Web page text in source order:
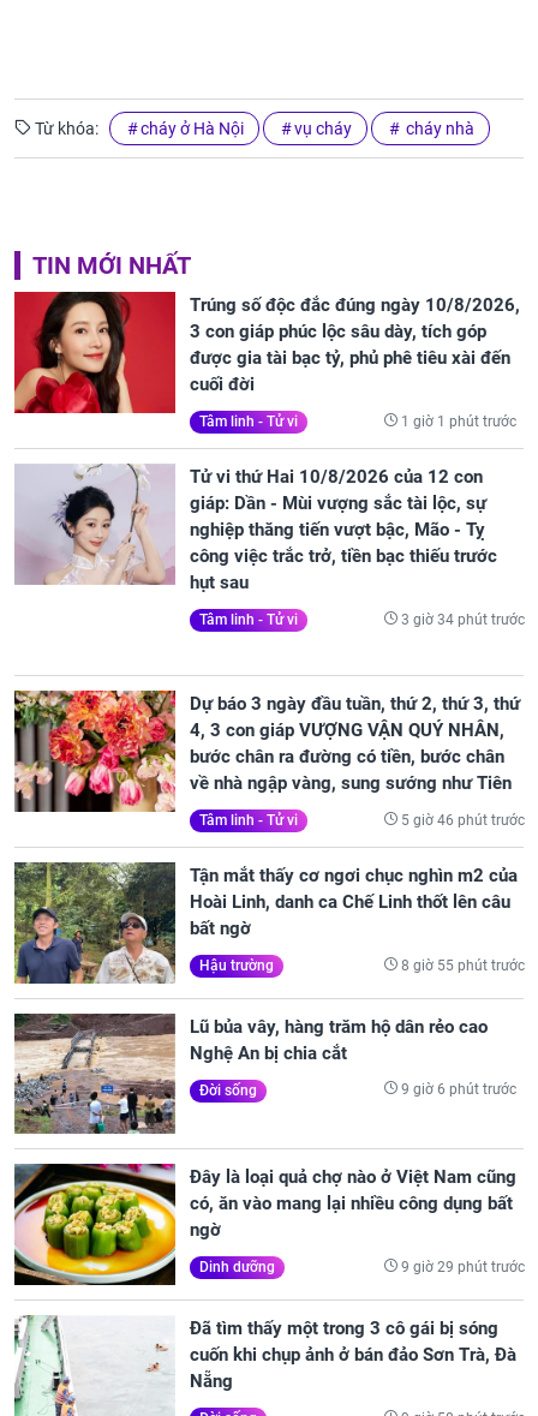
Từ khóa: cháy ở Hà Nội vụ cháy cháy nhà
TIN MỚI NHẤT
Trúng số độc đắc đúng ngày 10/8/2026,
3 con giáp phúc lộc sâu dày, tích góp
được gia tài bạc tỷ, phủ phê tiêu xài đến
cuối đời
Tâm linh - Tử vi 1 giờ 1 phút trước
Tử vi thứ Hai 10/8/2026 của 12 con
giáp: Dần - Mùi vượng sắc tài lộc, sự
nghiệp thăng tiến vượt bậc, Mão - Tỵ
công việc trắc trở, tiền bạc thiếu trước
hụt sau
Tâm linh - Tử vi 3 giờ 34 phút trước
Dự báo 3 ngày đầu tuần, thứ 2, thứ 3, thứ
4, 3 con giáp VƯỢNG VẬN QUÝ NHÂN,
bước chân ra đường có tiền, bước chân
về nhà ngập vàng, sung sướng như Tiên
Tâm linh - Tử vi 5 giờ 46 phút trước
Tận mắt thấy cơ ngơi chục nghìn m2 của
Hoài Linh, danh ca Chế Linh thốt lên câu
bất ngờ
Hậu trường 8 giờ 55 phút trước
Lũ bủa vây, hàng trăm hộ dân rẻo cao
Nghệ An bị chia cắt
Đời sống 9 giờ 6 phút trước
Đây là loại quả chợ nào ở Việt Nam cũng
có, ăn vào mang lại nhiều công dụng bất
ngờ
Dinh dưỡng 9 giờ 29 phút trước
Đã tìm thấy một trong 3 cô gái bị sóng
cuốn khi chụp ảnh ở bán đảo Sơn Trà, Đà
Nẵng